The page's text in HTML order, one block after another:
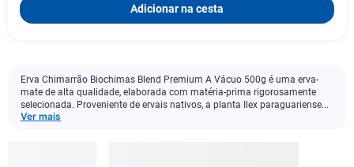
Adicionar na cesta
Erva Chimarrão Biochimas Blend Premium A Vácuo 500g é uma erva-
mate de alta qualidade, elaborada com matéria-prima rigorosamente
selecionada. Proveniente de ervais nativos, a planta Ilex paraguariense...
Ver mais